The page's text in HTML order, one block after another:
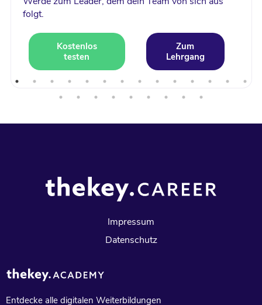
folgt.
Kostenlos
testen
Zum
Lehrgang
Impressum
Datenschutz
Entdecke alle digitalen Weiterbildungen